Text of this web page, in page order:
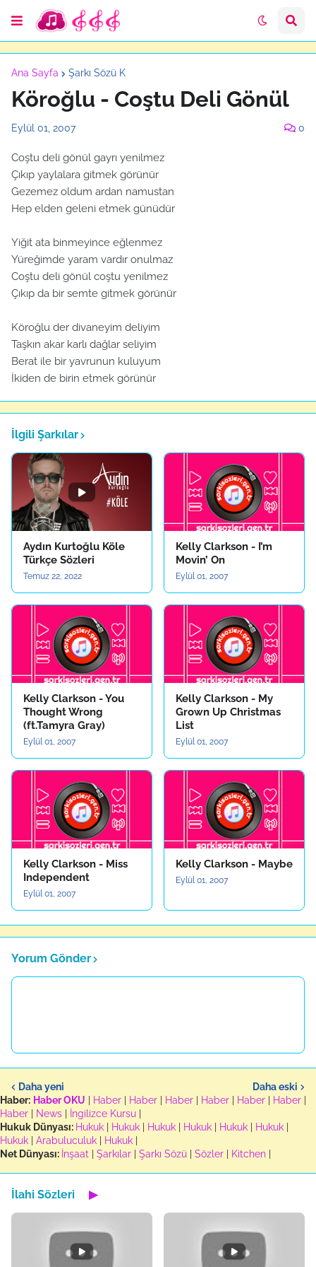
Ana Sayfa Şarkı Sözü K
Köroğlu - Coştu Deli Gönül
Eylül 01, 2007 0
Coştu deli gönül gayrı yenilmez
Çıkıp yaylalara gitmek görünür
Gezemez oldum ardan namustan
Hep elden geleni etmek günüdür
Yiğit ata binmeyince eğlenmez
Yüreğimde yaram vardır onulmaz
Coştu deli gönül coştu yenilmez
Çıkıp da bir semte gitmek görünür
Köroğlu der divaneyim deliyim
Taşkın akar karlı dağlar seliyim
Berat ile bir yavrunun kuluyum
İkiden de birin etmek görünür
İlgili Şarkılar
Aydın Kurtoğlu Köle
Türkçe Sözleri
Temuz 22, 2022
Kelly Clarkson - I’m
Movin’ On
Eylül 01, 2007
Kelly Clarkson - You
Thought Wrong
(ft.Tamyra Gray)
Eylül 01, 2007
Kelly Clarkson - My
Grown Up Christmas
List
Eylül 01, 2007
Kelly Clarkson - Miss
Independent
Eylül 01, 2007
Kelly Clarkson - Maybe
Eylül 01, 2007
Yorum Gönder
Daha yeni
Daha eski
Haber: Haber OKU Haber Haber Haber Haber Haber Haber
Haber
News İngilizce Kursu
Hukuk Dünyası: Hukuk Hukuk Hukuk Hukuk Hukuk Hukuk
Hukuk
Arabuluculuk Hukuk
Net Dünyası: İnşaat Şarkılar Şarkı Sözü Sözler Kitchen
İlahi Sözleri ▶